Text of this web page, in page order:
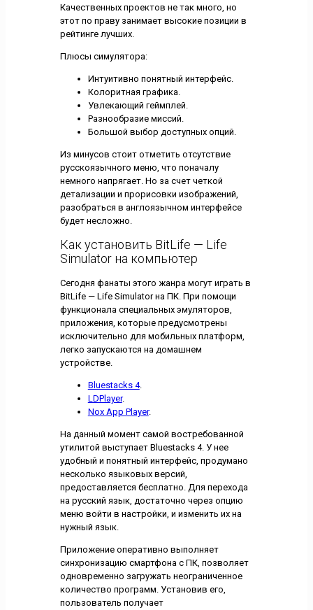
Качественных проектов не так много, но
этот по праву занимает высокие позиции в
рейтинге лучших.
Плюсы симулятора:
Интуитивно понятный интерфейс.
Колоритная графика.
Увлекающий геймплей.
Разнообразие миссий.
Большой выбор доступных опций.
Из минусов стоит отметить отсутствие
русскоязычного меню, что поначалу
немного напрягает. Но за счет четкой
детализации и прорисовки изображений,
разобраться в англоязычном интерфейсе
будет несложно.
Как установить BitLife — Life
Simulator на компьютер
Сегодня фанаты этого жанра могут играть в
BitLife — Life Simulator на ПК. При помощи
функционала специальных эмуляторов,
приложения, которые предусмотрены
исключительно для мобильных платформ,
легко запускаются на домашнем
устройстве.
Bluestacks 4.
LDPlayer.
Nox App Player.
На данный момент самой востребованной
утилитой выступает Bluestacks 4. У нее
удобный и понятный интерфейс, продумано
несколько языковых версий,
предоставляется бесплатно. Для перехода
на русский язык, достаточно через опцию
меню войти в настройки, и изменить их на
нужный язык.
Приложение оперативно выполняет
синхронизацию смартфона с ПК, позволяет
одновременно загружать неограниченное
количество программ. Установив его,
пользователь получает